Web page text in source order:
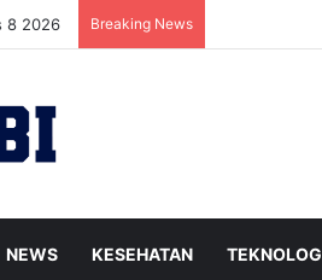
8 2026 Breaking News
NEWS KESEHATAN